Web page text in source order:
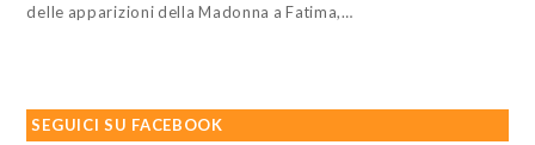
delle apparizioni della Madonna a Fatima,…
SEGUICI SU FACEBOOK